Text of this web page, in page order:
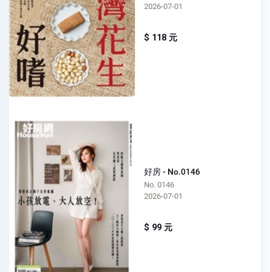
2026-07-01
$ 118 元
好房 - No.0146
No. 0146
2026-07-01
$ 99 元